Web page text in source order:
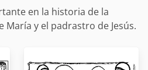
en la historia de la
María y el padrastro de Jesús.